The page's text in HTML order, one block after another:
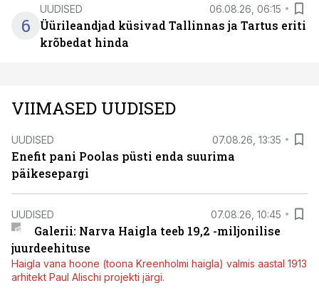
6
UUDISED 06.08.26, 06:15
Üürileandjad küsivad Tallinnas ja Tartus eriti
krõbedat hinda
VIIMASED UUDISED
UUDISED 07.08.26, 13:35
Enefit pani Poolas püsti enda suurima
päikesepargi
UUDISED 07.08.26, 10:45
Galerii: Narva Haigla teeb 19,2 -miljonilise
juurdeehituse
Haigla vana hoone (toona Kreenholmi haigla) valmis aastal 1913
arhitekt Paul Alischi projekti järgi.